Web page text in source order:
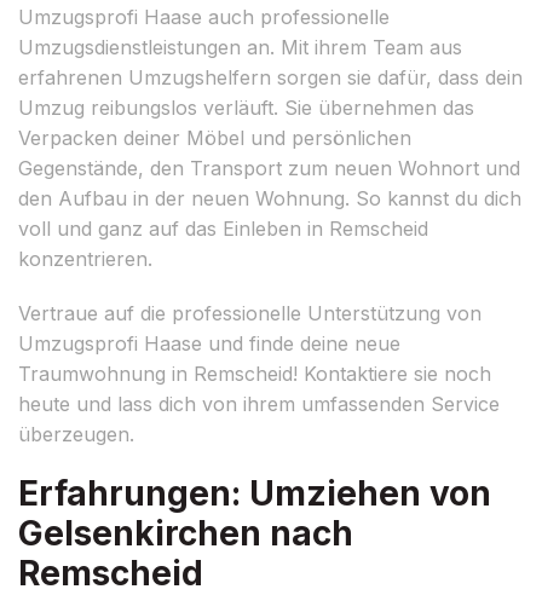
Umzugsprofi Haase auch professionelle
Umzugsdienstleistungen an. Mit ihrem Team aus
erfahrenen Umzugshelfern sorgen sie dafür, dass dein
Umzug reibungslos verläuft. Sie übernehmen das
Verpacken deiner Möbel und persönlichen
Gegenstände, den Transport zum neuen Wohnort und
den Aufbau in der neuen Wohnung. So kannst du dich
voll und ganz auf das Einleben in Remscheid
konzentrieren.
Vertraue auf die professionelle Unterstützung von
Umzugsprofi Haase und finde deine neue
Traumwohnung in Remscheid! Kontaktiere sie noch
heute und lass dich von ihrem umfassenden Service
überzeugen.
Erfahrungen: Umziehen von
Gelsenkirchen nach
Remscheid